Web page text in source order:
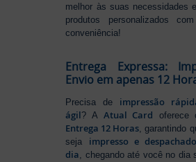
melhor às suas necessidades
produtos personalizados
conveniência!
Entrega Expressa:
Envio em apenas 12
Precisa de impressão
ágil? A Atual Card oferece
Entrega 12 Horas, garantindo
seja impresso e
dia, chegando até você no dia